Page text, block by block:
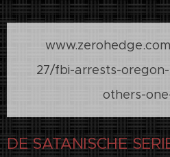
27/fbi-arrests-
others-
DE SATANISCHE